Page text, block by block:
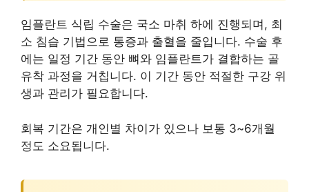
임플란트 식립 수술은 국소 마취 하에 진행되며, 최
소 침습 기법으로 통증과 출혈을 줄입니다. 수술 후
에는 일정 기간 동안 뼈와 임플란트가 결합하는 골
유착 과정을 거칩니다. 이 기간 동안 적절한 구강 위
생과 관리가 필요합니다.
회복 기간은 개인별 차이가 있으나 보통 3~6개월
정도 소요됩니다.